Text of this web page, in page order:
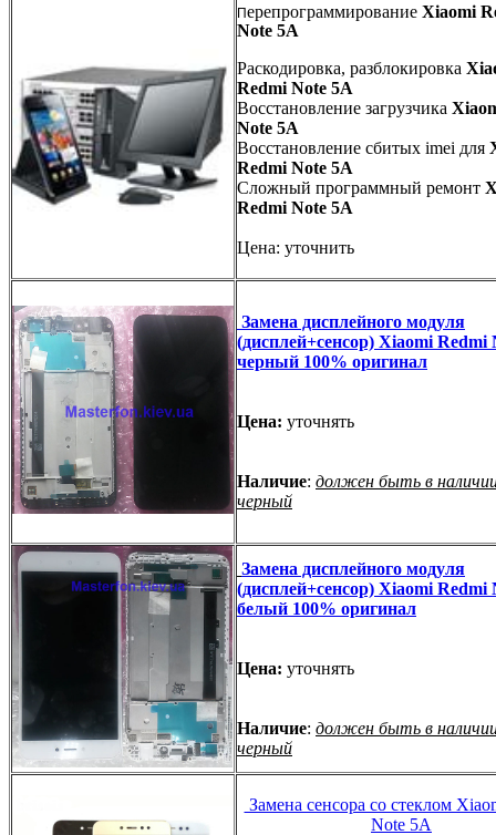
Перепрограммирование Xiaomi
Note 5A
Раскодировка, разблокировка
Redmi Note 5A
Восстановление загрузчика
Note 5A
Восстановление сбитых imei для
Redmi Note 5A
Сложный программный ремонт
Redmi Note 5A
Цена: уточнить
Замена дисплейного модуля
(дисплей+сенсор) Xiaomi Redmi
черный 100% оригинал
Цена: уточнять
Наличие: должен быть в
черный
Замена дисплейного модуля
(дисплей+сенсор) Xiaomi Redmi
белый 100% оригинал
Цена: уточнять
Наличие: должен быть в
черный
Замена сенсора со стеклом
Note 5A